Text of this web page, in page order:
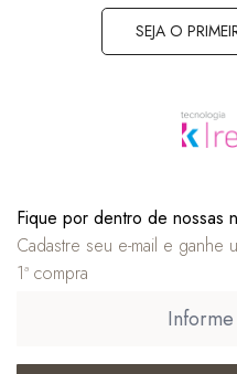
SEJA O
Fique por dentro de nossas
Cadastre seu e-mail e
1ª compra